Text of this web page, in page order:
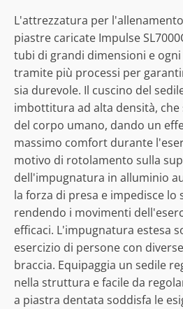
L'attrezzatura per
piastre caricate Impulse
tubi di grandi dimensioni e
tramite più processi per
sia durevole. Il cuscino del
imbottitura ad alta densità,
del corpo umano, dando un
massimo comfort durante
motivo di rotolamento sulla
dell'impugnatura in alluminio
la forza di presa e impedisce lo
rendendo i movimenti
efficaci. L'impugnatura estesa
esercizio di persone con
braccia. Equipaggia un sedile
nella struttura e facile da
a piastra dentata soddisfa le